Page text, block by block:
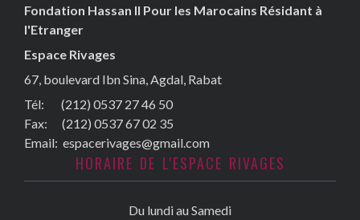
Fondation Hassan II Pour les Marocains Résidant à
l'Etranger
Espace Rivages
67, boulevard Ibn Sina, Agdal, Rabat
Tél: (212) 0537 27 46 50
Fax: (212) 0537 67 02 35
Email: espacerivages@gmail.com
HORAIRE DE L'ESPACE RIVAGES
Du lundi au Samedi